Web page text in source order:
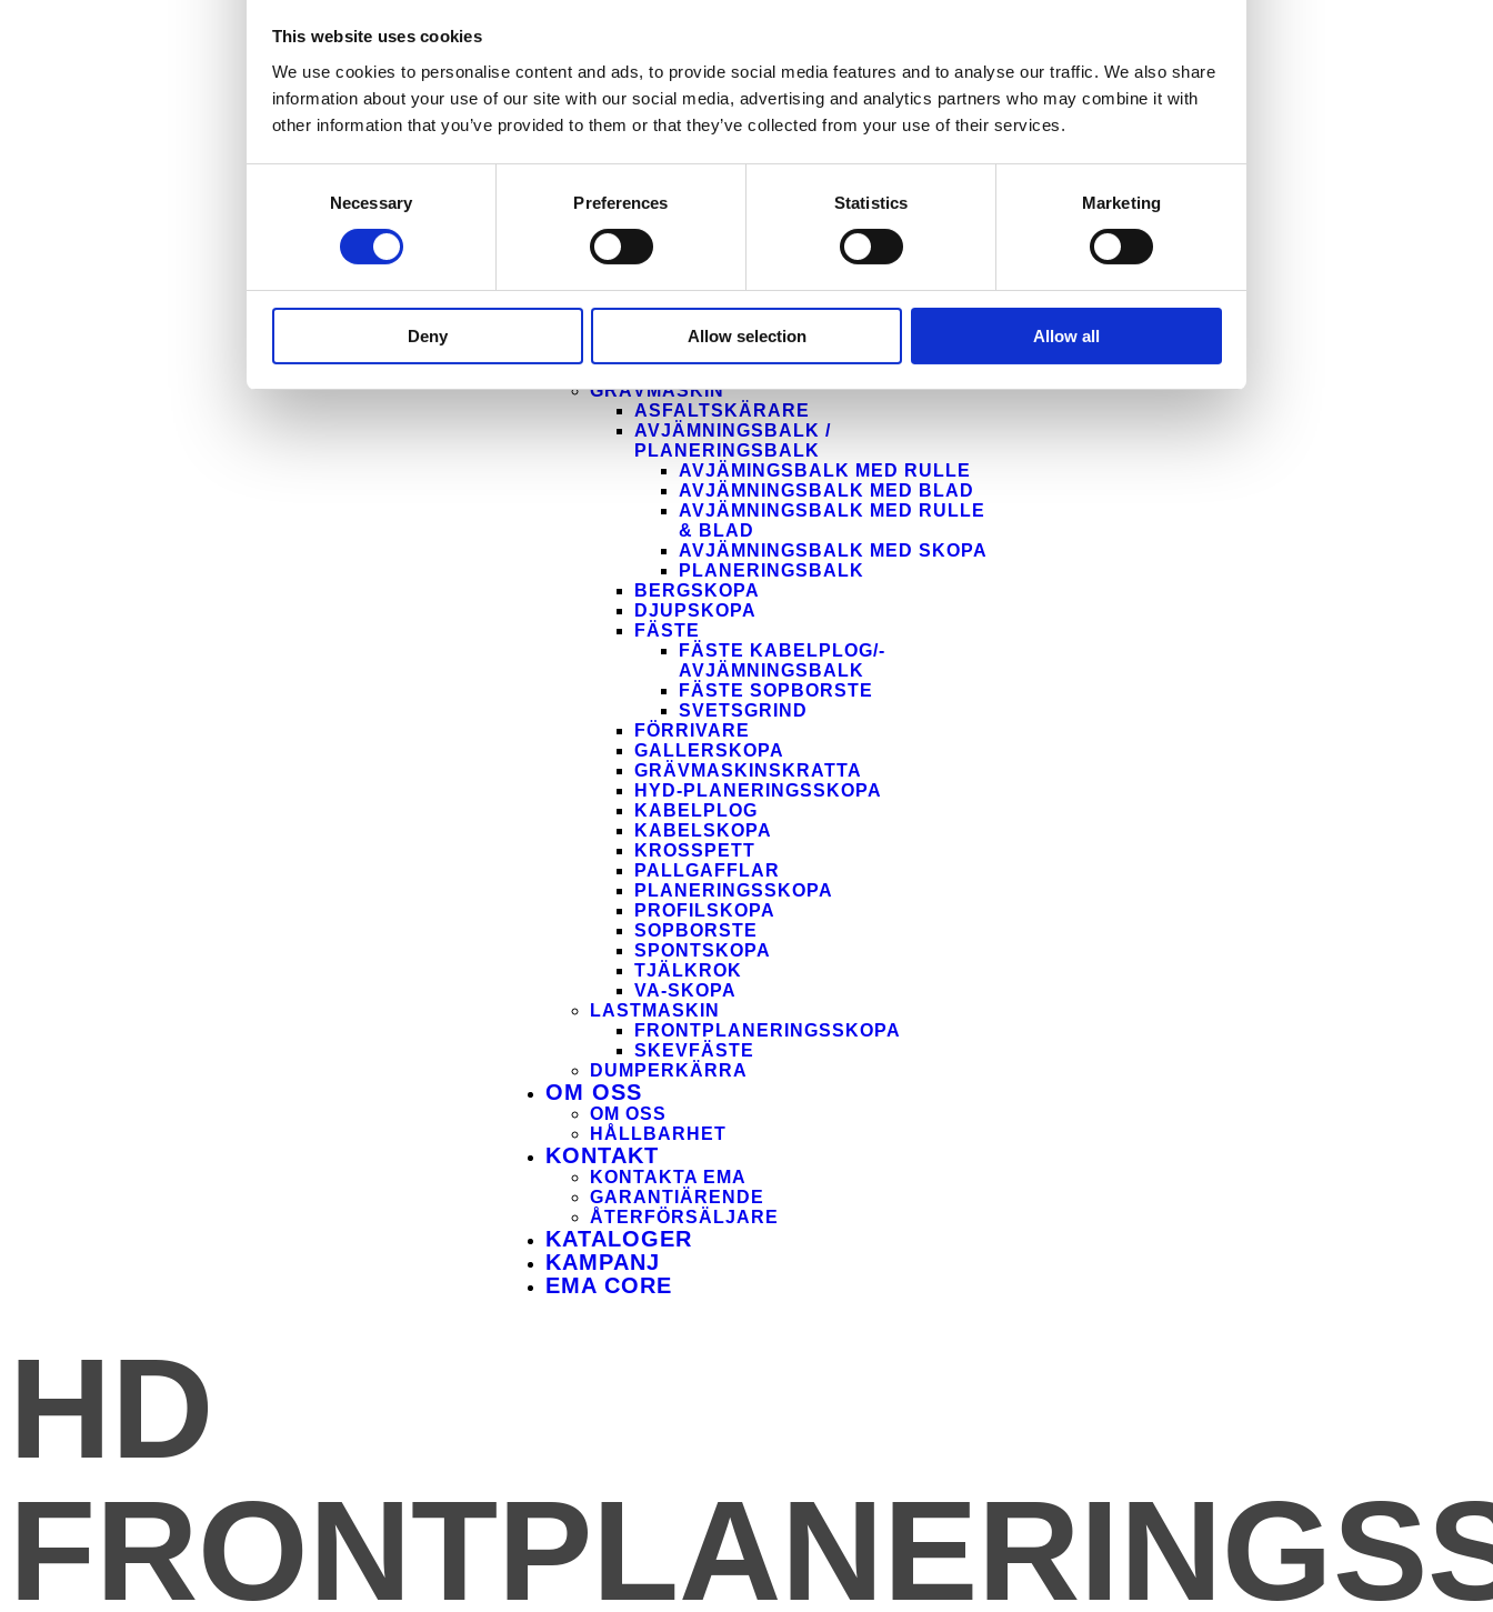
This website uses cookies
We use cookies to personalise content and ads, to provide social media features and to analyse our traffic. We also share
information about your use of our site with our social media, advertising and analytics partners who may combine it with
other information that you’ve provided to them or that they’ve collected from your use of their services.
Necessary Preferences Statistics Marketing
Deny Allow selection Allow all
EMA
CORE
SORTIMENT
GRÄV­MASKIN
ASFALT­SKÄRARE
AVJÄMNINGS­BALK /
PLANERINGSBALK
AVJÄMINGSBALK MED RULLE
AVJÄMNINGSBALK MED BLAD
AVJÄMNINGSBALK MED RULLE
& BLAD
AVJÄMNINGSBALK MED SKOPA
PLANERINGS­BALK
BERG­SKOPA
DJUP­SKOPA
FÄSTE
FÄSTE KABEL­­PLOG/­
AVJÄMNINGS­­BALK
FÄSTE SOP­BORSTE
SVETS­GRIND
FÖRRIVARE
GALLER­SKOPA
GRÄV­MASKINS­KRATTA
HYD­-PLANERINGS­SKOPA
KABEL­PLOG
KABEL­SKOPA
KROS­SPETT
PALLGAFFLAR
PLANERINGS­SKOPA
PROFIL­SKOPA
SOP­BORSTE
SPONT­SKOPA
TJÄL­KROK
VA­-SKOPA
LAST­MASKIN
FRONT­PLANERINGS­SKOPA
SKEV­FÄSTE
DUMPER­KÄRRA
OM OSS
OM OSS
HÅLLBARHET
KONTAKT
KONTAKTA EMA
GARANTIÄRENDE
ÅTERFÖRSÄLJARE
KATALOGER
KAMPANJ
EMA CORE
HD